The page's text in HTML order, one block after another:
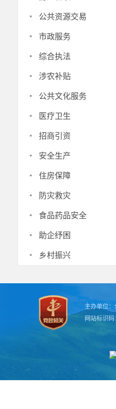
· 公共资源交易
· 市政服务
· 综合执法
· 涉农补贴
· 公共文化服务
· 医疗卫生
· 招商引资
· 安全生产
· 住房保障
· 防灾救灾
· 食品药品安全
· 助企纾困
· 乡村振兴
主办单位：
网站标识码